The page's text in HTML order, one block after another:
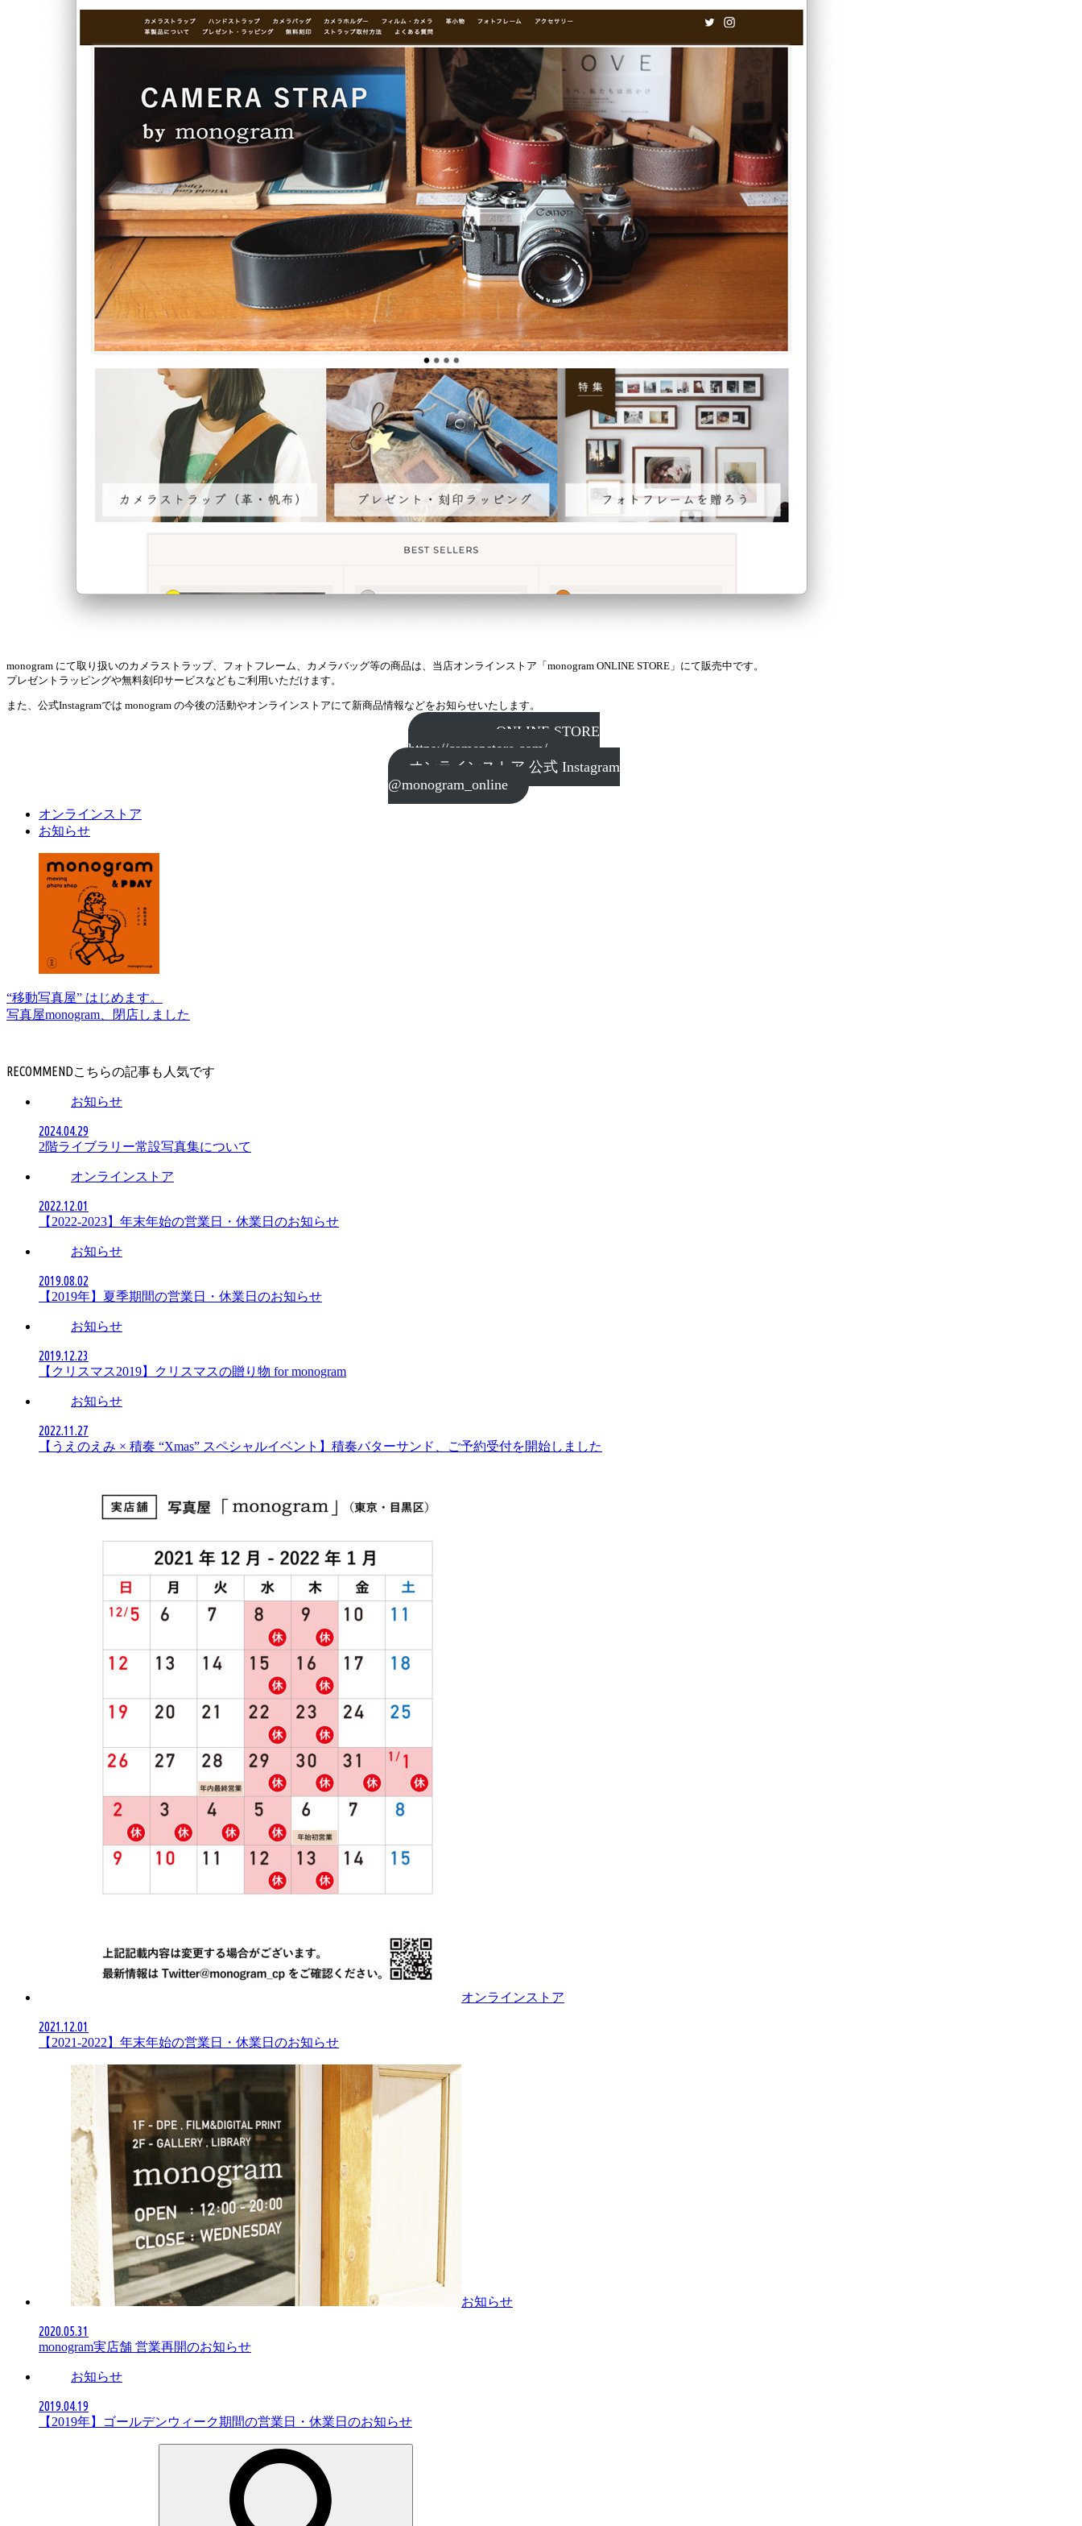
monogram にて取り扱いのカメラストラップ、フォトフレーム、カメラバッグ等の商品は、当店オンラインストア「monogram ONLINE STORE」にて販売中です。
プレゼントラッピングや無料刻印サービスなどもご利用いただけます。
また、公式Instagramでは monogram の今後の活動やオンラインストアにて新商品情報などをお知らせいたします。
monogram ONLINE STORE
https://camepstore.com/
オンラインストア 公式 Instagram
@monogram_online
オンラインストア
お知らせ
“移動写真屋” はじめます。
写真屋monogram、閉店しました
RECOMMEND
お知らせ
2024.04.29
2階ライブラリー常設写真集について
オンラインストア
2022.12.01
【2022-2023】年末年始の営業日・休業日のお知らせ
お知らせ
2019.08.02
【2019年】夏季期間の営業日・休業日のお知らせ
お知らせ
2019.12.23
【クリスマス2019】クリスマスの贈り物 for monogram
お知らせ
2022.11.27
【うえのえみ × 積奏 “Xmas” スペシャルイベント】積奏バターサンド、ご予約受付を開始しました
オンラインストア
2021.12.01
【2021-2022】年末年始の営業日・休業日のお知らせ
お知らせ
2020.05.31
monogram実店舗 営業再開のお知らせ
お知らせ
2019.04.19
【2019年】ゴールデンウィーク期間の営業日・休業日のお知らせ